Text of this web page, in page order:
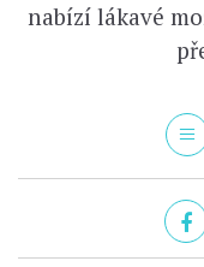
nabízí lákavé